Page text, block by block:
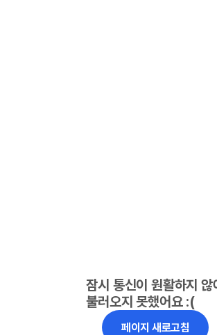
잠시 통신이 원활하지 않
불러오지 못했어요 :(
페이지 새로고침